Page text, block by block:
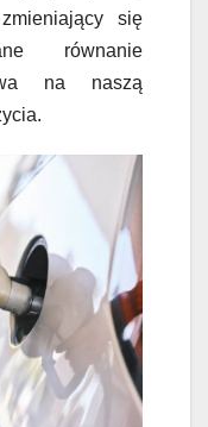
się
równanie
na naszą